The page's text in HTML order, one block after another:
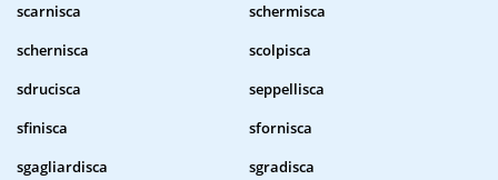
scarnisca
schermisca
schernisca
scolpisca
sdrucisca
seppellisca
sfinisca
sfornisca
sgagliardisca
sgradisca